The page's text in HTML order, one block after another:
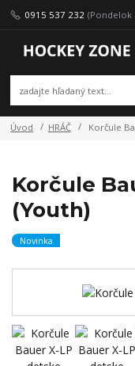
0915 537 232 (Pondelok
Úvod HRÁČ Korčule
Korčule
(Youth)
Novinka